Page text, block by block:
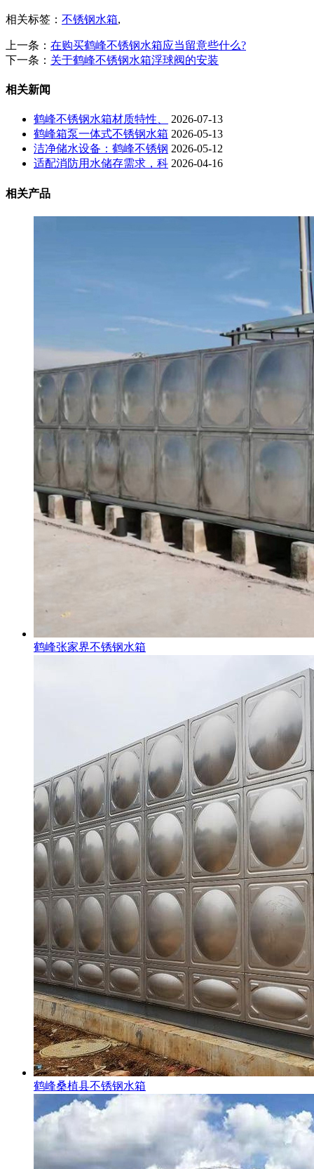
相关标签： 不锈钢水箱,
上一条： 在购买鹤峰不锈钢水箱应当留意些什么?
下一条： 关于鹤峰不锈钢水箱浮球阀的安装
相关新闻
鹤峰不锈钢水箱材质特性、
2026-07-13
鹤峰箱泵一体式不锈钢水箱 2026-05-13
洁净储水设备：鹤峰不锈钢 2026-05-12
适配消防用水储存需求，科 2026-04-16
相关产品
鹤峰张家界不锈钢水箱
鹤峰桑植县不锈钢水箱